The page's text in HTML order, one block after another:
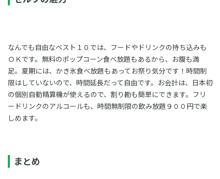
なんでも自由なベスト１０では、フードやドリンクの持ち込みも
ＯＫです。無料のポップコーン食べ放題もあるから、お腹も満
足。夏期には、かき氷食べ放題もあってお祭り気分です！時間制
限はしていないので、時間延長だって自由です。お会計は、日本初
の個別自動精算機が使えるので、割り勘も簡単にできます。フリ
ードリンクのアルコールも、時間無制限の飲み放題９００円で楽
しめます。
まとめ